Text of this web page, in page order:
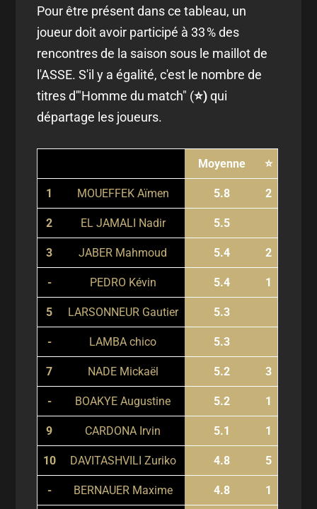
Pour être présent dans ce tableau, un
joueur doit avoir participé à 33 % des
rencontres de la saison sous le maillot de
l'ASSE. S'il y a égalité, c'est le nombre de
titres d'"Homme du match" (⭐)qui
départage les joueurs.
Moyenne ⭐
1 MOUEFFEK Aïmen 5.8 2
2 EL JAMALI Nadir 5.5
3 JABER Mahmoud 5.4 2
- PEDRO Kévin 5.4 1
5 LARSONNEUR Gautier 5.3
- LAMBA chico 5.3
7 NADE Mickaël 5.2 3
- BOAKYE Augustine 5.2 1
9 CARDONA Irvin 5.1 1
10 DAVITASHVILI Zuriko 4.8 5
- BERNAUER Maxime 4.8 1